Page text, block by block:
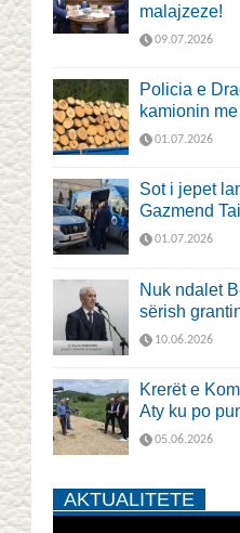
malajzeze!
09.07.2026
Policia e
kamionin
01.07.2026
Sot i jepet
Gazmend
01.07.2026
Nuk ndalet
sërish
10.06.2026
Krerët e
Aty ku po
05.06.2026
AKTUALITETE